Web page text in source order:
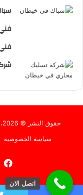
حقوق النشر © 2026، جميع الحقوق محفوظة |
سياسة الخصوصية
اتصل الان